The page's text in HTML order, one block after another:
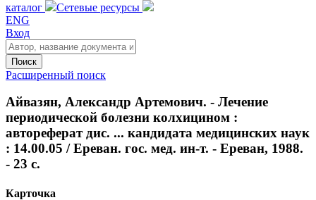
каталог
Сетевые ресурсы
ENG
Вход
Поиск
Расширенный поиск
Айвазян, Александр Артемович. - Лечение
периодической болезни колхицином :
автореферат дис. ... кандидата медицинских наук
: 14.00.05 / Ереван. гос. мед. ин-т. - Ереван, 1988.
- 23 с.
Карточка